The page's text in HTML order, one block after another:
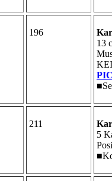
196
13
211
5